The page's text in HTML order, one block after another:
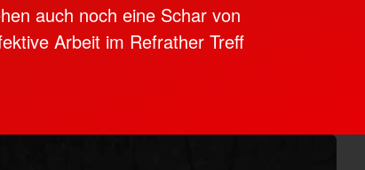
auch noch eine Schar von
Arbeit im Refrather Treff